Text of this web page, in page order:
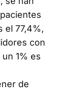
el 77,4%,
con
1% es
de